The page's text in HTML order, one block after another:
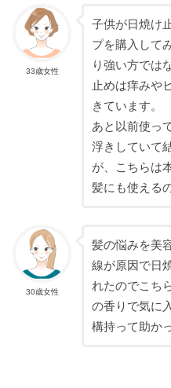
33歳女性
子供が日焼け
プを購入して
り強い方では
止めは痒みや
きています。
あと以前使っ
浮きしていて
が、こちらは
髪にも使える
30歳女性
髪の悩みを美
線が原因で日
れたのでこち
の香りで気に
構持って助か